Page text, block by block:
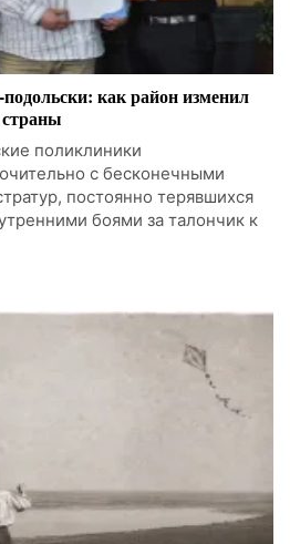
как район изменил
поликлиники
с бесконечными
постоянно терявшихся
боями за талончик к